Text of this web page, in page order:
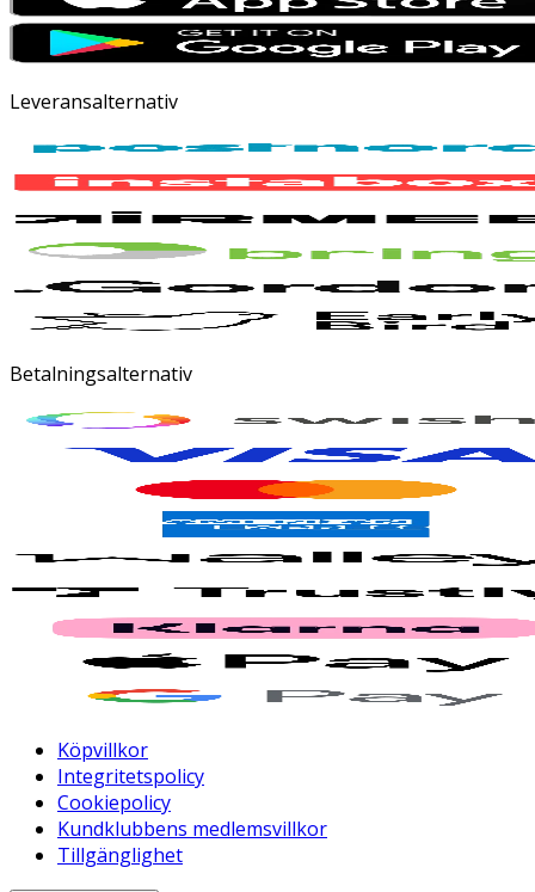
Leveransalternativ
Betalningsalternativ
Köpvillkor
Integritetspolicy
Cookiepolicy
Kundklubbens medlemsvillkor
Tillgänglighet